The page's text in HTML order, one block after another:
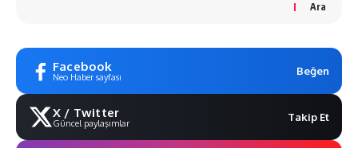
Ara
Facebook
Neo Haber sayfası Beğen
X / Twitter
Güncel paylaşımlar Takip Et